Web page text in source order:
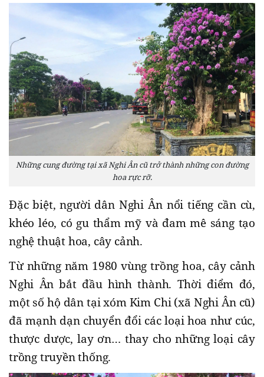
Những cung đường tại xã Nghi Ân cũ trở thành những con đường
hoa rực rỡ.
Đặc biệt, người dân Nghi Ân nổi tiếng cần cù,
khéo léo, có gu thẩm mỹ và đam mê sáng tạo
nghệ thuật hoa, cây cảnh.
Từ những năm 1980 vùng trồng hoa, cây cảnh
Nghi Ân bắt đầu hình thành. Thời điểm đó,
một số hộ dân tại xóm Kim Chi (xã Nghi Ân cũ)
đã mạnh dạn chuyển đổi các loại hoa như cúc,
thược dược, lay ơn… thay cho những loại cây
trồng truyền thống.